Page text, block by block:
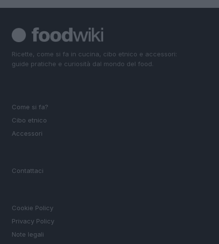
Ricette, come si fa in cucina, cibo etnico e accessori:
guide pratiche e curiosità dal mondo del food.
Come si fa?
Cibo etnico
Accessori
Contattaci
Cookie Policy
Privacy Policy
Note legali